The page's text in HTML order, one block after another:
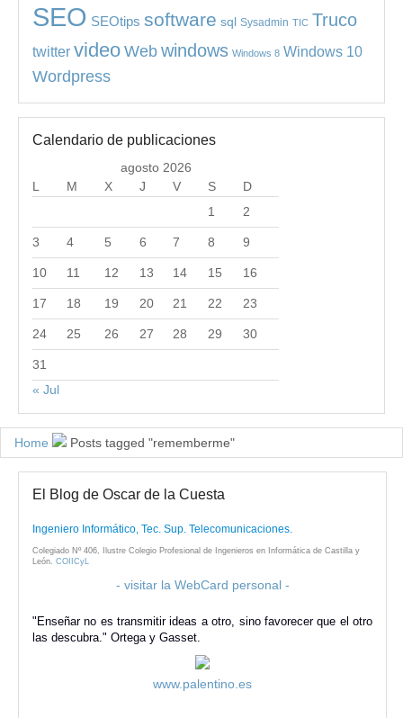
SEO SEOtips software sql Sysadmin TIC Truco
twitter video Web windows Windows 8 Windows 10
Wordpress
Calendario de publicaciones
agosto 2026
L
M X J V S
D
1
2
3 4 5 6 7 8 9
10 11 12 13 14 15 16
17 18 19 20 21 22 23
24 25 26 27 28 29 30
31
« Jul
Home Posts tagged "rememberme"
El Blog de Oscar de la Cuesta
Ingeniero Informático, Tec. Sup. Telecomunicaciones.
Colegiado Nº 406, Ilustre Colegio Profesional de Ingenieros en Informática de Castilla y
León. COIICyL
- visitar la WebCard personal -
"Enseñar no es transmitir ideas a otro, sino favorecer que el otro
las descubra." Ortega y Gasset.
www.palentino.es